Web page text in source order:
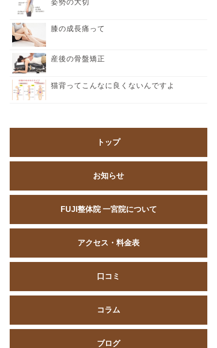
姿勢の大切
膝の成長痛って
産後の骨盤矯正
猫背ってこんなに良くないんですよ
トップ
お知らせ
FUJI整体院 一宮院について
アクセス・料金表
口コミ
コラム
ブログ